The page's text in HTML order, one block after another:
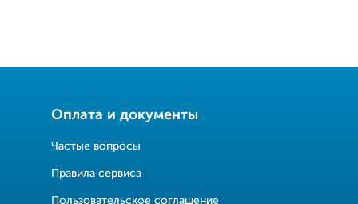
Оплата и документы
Частые вопросы
Правила сервиса
Пользовательское соглашение